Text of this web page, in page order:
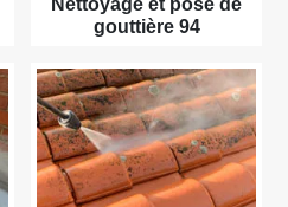
Nettoyage et pose de
gouttière 94